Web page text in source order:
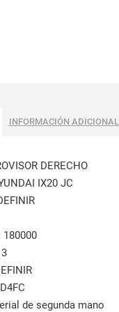
INFORMACIÓN ADICIONAL
DERECHO
IX20 JC
180000
de segunda mano